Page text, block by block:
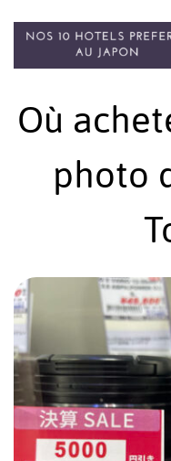
Où
photo